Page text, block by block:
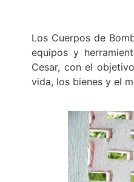
Los Cuerpos de
equipos y
Cesar, con el
vida, los bienes y el